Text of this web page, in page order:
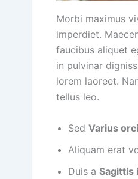
Morbi maximus
imperdiet.
faucibus aliquet
in pulvinar
lorem laoreet.
tellus leo.
Sed Varius
Aliquam erat
Duis a Sagittis